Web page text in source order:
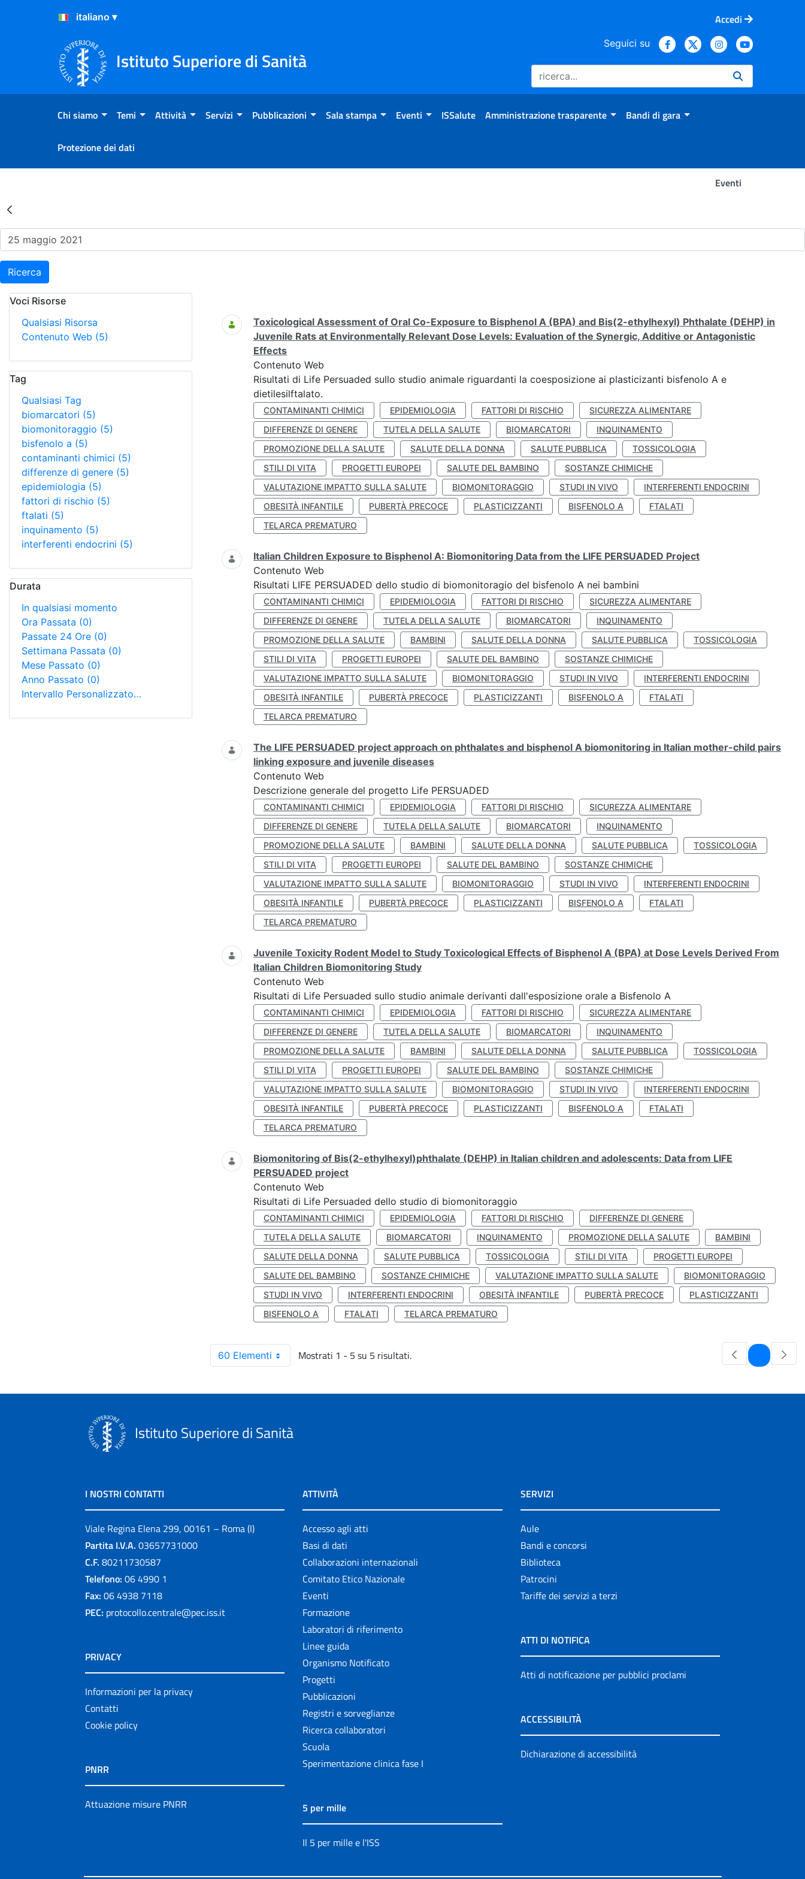
Salta al Contenuto
Salta al Footer
Accedi
Istituto Superiore di Sanità
Seguici su
Chi siamo Temi Attività Servizi Pubblicazioni Sala stampa Eventi ISSalute Amministrazione trasparente Bandi di gara
Protezione dei dati
Eventi
Risultati della Ricerca - Eventi
Ricerca
Voci Risorse
Qualsiasi Risorsa
Contenuto Web (5)
Tag
Qualsiasi Tag
biomarcatori (5)
biomonitoraggio (5)
bisfenolo a (5)
contaminanti chimici (5)
differenze di genere (5)
epidemiologia (5)
fattori di rischio (5)
ftalati (5)
inquinamento (5)
interferenti endocrini (5)
Durata
In qualsiasi momento
Ora Passata (0)
Passate 24 Ore (0)
Settimana Passata (0)
Mese Passato (0)
Anno Passato (0)
Intervallo Personalizzato…
Ricerca
Toxicological Assessment of Oral Co-Exposure to Bisphenol A (BPA) and Bis(2-ethylhexyl) Phthalate (DEHP) in
Juvenile Rats at Environmentally Relevant Dose Levels: Evaluation of the Synergic, Additive or Antagonistic
Effects
Contenuto Web
Risultati di Life Persuaded sullo studio animale riguardanti la coesposizione ai plasticizanti bisfenolo A e
dietilesilftalato.
CONTAMINANTI CHIMICI EPIDEMIOLOGIA FATTORI DI RISCHIO
SICUREZZA ALIMENTARE
DIFFERENZE DI GENERE
TUTELA DELLA SALUTE BIOMARCATORI
INQUINAMENTO
PROMOZIONE DELLA SALUTE
SALUTE DELLA DONNA SALUTE PUBBLICA
TOSSICOLOGIA
STILI DI VITA
PROGETTI EUROPEI SALUTE DEL BAMBINO
SOSTANZE CHIMICHE
VALUTAZIONE IMPATTO SULLA SALUTE
BIOMONITORAGGIO STUDI IN VIVO
INTERFERENTI ENDOCRINI
OBESITÀ INFANTILE
PUBERTÀ PRECOCE PLASTICIZZANTI BISFENOLO A
FTALATI
TELARCA PREMATURO
Italian Children Exposure to Bisphenol A: Biomonitoring Data from the LIFE PERSUADED Project
Contenuto Web
Risultati LIFE PERSUADED dello studio di biomonitoragio del bisfenolo A nei bambini
CONTAMINANTI CHIMICI EPIDEMIOLOGIA FATTORI DI RISCHIO
SICUREZZA ALIMENTARE
DIFFERENZE DI GENERE
TUTELA DELLA SALUTE BIOMARCATORI
INQUINAMENTO
PROMOZIONE DELLA SALUTE
BAMBINI SALUTE DELLA DONNA SALUTE PUBBLICA
TOSSICOLOGIA
STILI DI VITA
PROGETTI EUROPEI SALUTE DEL BAMBINO
SOSTANZE CHIMICHE
VALUTAZIONE IMPATTO SULLA SALUTE
BIOMONITORAGGIO STUDI IN VIVO
INTERFERENTI ENDOCRINI
OBESITÀ INFANTILE
PUBERTÀ PRECOCE PLASTICIZZANTI BISFENOLO A
FTALATI
TELARCA PREMATURO
The LIFE PERSUADED project approach on phthalates and bisphenol A biomonitoring in Italian mother-child pairs
linking exposure and juvenile diseases
Contenuto Web
Descrizione generale del progetto Life PERSUADED
CONTAMINANTI CHIMICI EPIDEMIOLOGIA FATTORI DI RISCHIO
SICUREZZA ALIMENTARE
DIFFERENZE DI GENERE
TUTELA DELLA SALUTE BIOMARCATORI
INQUINAMENTO
PROMOZIONE DELLA SALUTE
BAMBINI SALUTE DELLA DONNA SALUTE PUBBLICA
TOSSICOLOGIA
STILI DI VITA
PROGETTI EUROPEI SALUTE DEL BAMBINO
SOSTANZE CHIMICHE
VALUTAZIONE IMPATTO SULLA SALUTE
BIOMONITORAGGIO STUDI IN VIVO
INTERFERENTI ENDOCRINI
OBESITÀ INFANTILE
PUBERTÀ PRECOCE PLASTICIZZANTI BISFENOLO A
FTALATI
TELARCA PREMATURO
Juvenile Toxicity Rodent Model to Study Toxicological Effects of Bisphenol A (BPA) at Dose Levels Derived From
Italian Children Biomonitoring Study
Contenuto Web
Risultati di Life Persuaded sullo studio animale derivanti dall'esposizione orale a Bisfenolo A
CONTAMINANTI CHIMICI EPIDEMIOLOGIA FATTORI DI RISCHIO
SICUREZZA ALIMENTARE
DIFFERENZE DI GENERE
TUTELA DELLA SALUTE BIOMARCATORI
INQUINAMENTO
PROMOZIONE DELLA SALUTE
BAMBINI SALUTE DELLA DONNA SALUTE PUBBLICA
TOSSICOLOGIA
STILI DI VITA
PROGETTI EUROPEI SALUTE DEL BAMBINO
SOSTANZE CHIMICHE
VALUTAZIONE IMPATTO SULLA SALUTE
BIOMONITORAGGIO STUDI IN VIVO
INTERFERENTI ENDOCRINI
OBESITÀ INFANTILE
PUBERTÀ PRECOCE PLASTICIZZANTI BISFENOLO A
FTALATI
TELARCA PREMATURO
Biomonitoring of Bis(2-ethylhexyl)phthalate (DEHP) in Italian children and adolescents: Data from LIFE
PERSUADED project
Contenuto Web
Risultati di Life Persuaded dello studio di biomonitoraggio
CONTAMINANTI CHIMICI EPIDEMIOLOGIA FATTORI DI RISCHIO
DIFFERENZE DI GENERE
TUTELA DELLA SALUTE
BIOMARCATORI INQUINAMENTO PROMOZIONE DELLA SALUTE
BAMBINI
SALUTE DELLA DONNA
SALUTE PUBBLICA TOSSICOLOGIA STILI DI VITA
PROGETTI EUROPEI
SALUTE DEL BAMBINO
SOSTANZE CHIMICHE VALUTAZIONE IMPATTO SULLA SALUTE
BIOMONITORAGGIO
STUDI IN VIVO
INTERFERENTI ENDOCRINI OBESITÀ INFANTILE PUBERTÀ PRECOCE
PLASTICIZZANTI
BISFENOLO A
FTALATI TELARCA PREMATURO
60 Elementi Mostrati 1 - 5 su 5 risultati. Pagina
Istituto Superiore di Sanità
I NOSTRI CONTATTI
Viale Regina Elena 299, 00161 – Roma (I)
Partita I.V.A. 03657731000
C.F. 80211730587
Telefono: 06 4990 1
Fax: 06 4938 7118
PEC: protocollo.centrale@pec.iss.it
PRIVACY
Informazioni per la privacy
Contatti
Cookie policy
PNRR
Attuazione misure PNRR
ATTIVITÀ
Accesso agli atti
Basi di dati
Collaborazioni internazionali
Comitato Etico Nazionale
Eventi
Formazione
Laboratori di riferimento
Linee guida
Organismo Notificato
Progetti
Pubblicazioni
Registri e sorveglianze
Ricerca collaboratori
Scuola
Sperimentazione clinica fase I
5 per mille
Il 5 per mille e l'ISS
SERVIZI
Aule
Bandi e concorsi
Biblioteca
Patrocini
Tariffe dei servizi a terzi
ATTI DI NOTIFICA
Atti di notificazione per pubblici proclami
ACCESSIBILITÀ
Dichiarazione di accessibilità